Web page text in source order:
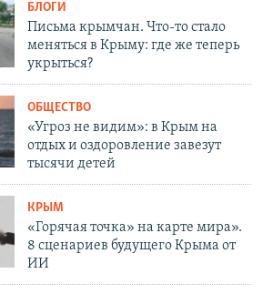
БЛОГИ
Письма крымчан. Что-то стало
меняться в Крыму: где же теперь
укрыться?
ОБЩЕСТВО
«Угроз не видим»: в Крым на
отдых и оздоровление завезут
тысячи детей
КРЫМ
«Горячая точка» на карте мира».
8 сценариев будущего Крыма от
ИИ